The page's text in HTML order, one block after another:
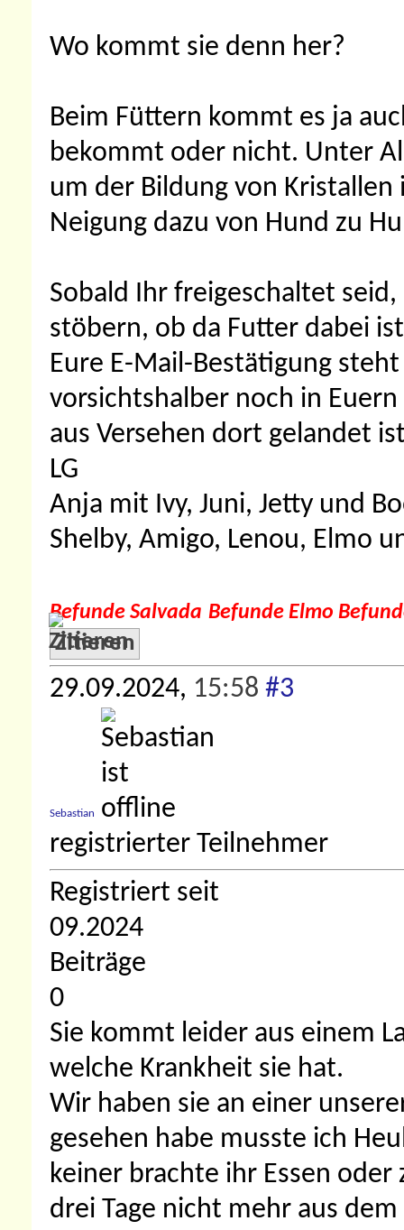
Wo kommt sie denn her?
Beim Füttern kommt es ja
bekommt oder nicht. Unter
um der Bildung von
Neigung dazu von Hund zu
Sobald Ihr freigeschaltet
stöbern, ob da Futter dabei
Eure E-Mail-Bestätigung
vorsichtshalber noch in
aus Versehen dort gelandet
LG
Anja mit Ivy, Juni, Jetty und
Shelby, Amigo, Lenou, Elmo
Befunde Salvada Befunde Elmo
Zitieren
29.09.2024, 15:58 #3
Sebastian
registrierter Teilnehmer
Registriert seit
09.2024
Beiträge
0
Sie kommt leider aus einem
welche Krankheit sie hat.
Wir haben sie an einer
gesehen habe musste ich
keiner brachte ihr Essen
drei Tage nicht mehr aus